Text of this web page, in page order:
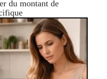
du montant de